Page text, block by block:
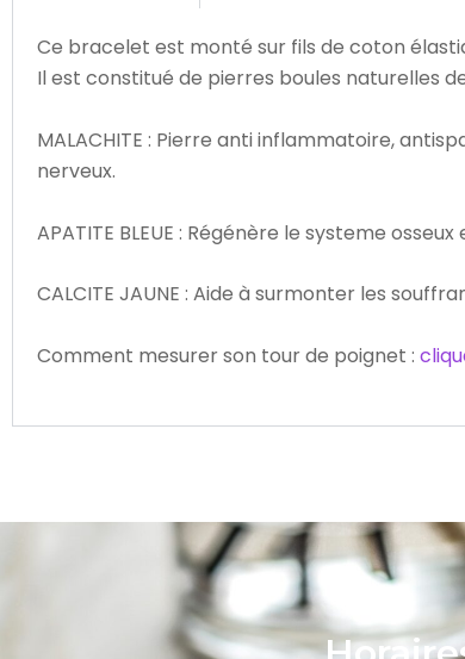
Ce bracelet est monté sur fils de coton
Il est constitué de pierres boules naturelles
MALACHITE : Pierre anti inflammatoire,
nerveux.
APATITE BLEUE : Régénère le systeme
CALCITE JAUNE : Aide à surmonter les
Comment mesurer son tour de poignet :